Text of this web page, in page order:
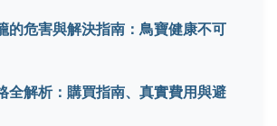
的危害與解決指南：鳥寶健康不可
全解析：購買指南、真實費用與避